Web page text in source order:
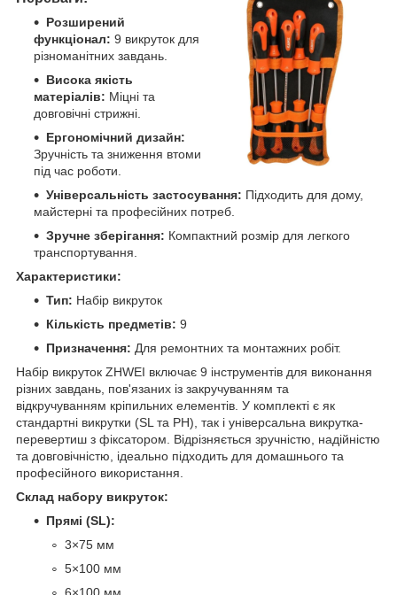
Розширений
функціонал: 9 викруток для
різноманітних завдань.
Висока якість
матеріалів: Міцні та
довговічні стрижні.
Ергономічний дизайн:
Зручність та зниження втоми
під час роботи.
Універсальність застосування: Підходить для дому,
майстерні та професійних потреб.
Зручне зберігання: Компактний розмір для легкого
транспортування.
Характеристики:
Тип: Набір викруток
Кількість предметів: 9
Призначення: Для ремонтних та монтажних робіт.
Набір викруток ZHWEI включає 9 інструментів для виконання
різних завдань, пов'язаних із закручуванням та
відкручуванням кріпильних елементів. У комплекті є як
стандартні викрутки (SL та PH), так і універсальна викрутка-
перевертиш з фіксатором. Відрізняється зручністю, надійністю
та довговічністю, ідеально підходить для домашнього та
професійного використання.
Склад набору викруток:
Прямі (SL):
3×75 мм
5×100 мм
6×100 мм